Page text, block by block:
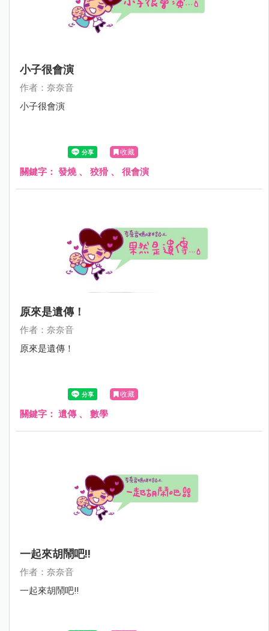
小子很會演
作者：奈奈音
小子很會演
收藏
關鍵字： 發燒、 狡猾 、 很會演
原來是遺傳！
作者：奈奈音
原來是遺傳！
收藏
關鍵字： 遺傳、 數學
一起來胡鬧吧!!
作者：奈奈音
一起來胡鬧吧!!